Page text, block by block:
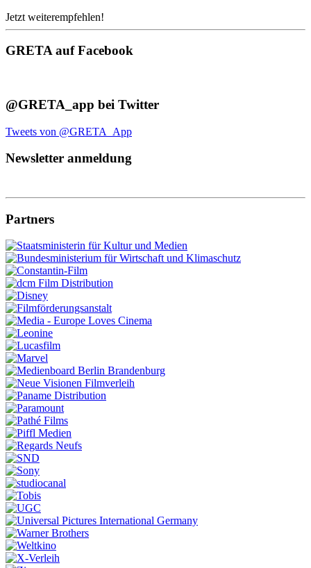
Jetzt weiterempfehlen!
GRETA auf Facebook
@GRETA_app bei Twitter
Tweets von @GRETA_App
Newsletter anmeldung
Partners